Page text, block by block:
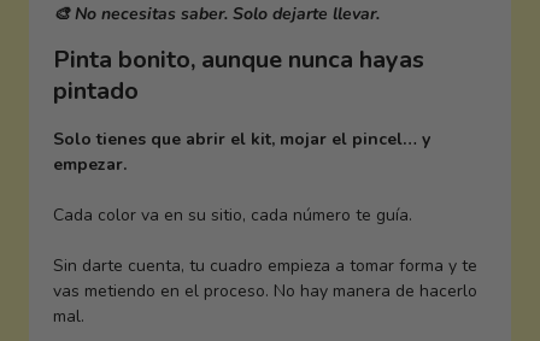
🎨 No necesitas saber. Solo dejarte llevar.
Pinta bonito, aunque nunca hayas
pintado
Solo tienes que abrir el kit, mojar el pincel… y
empezar.
Cada color va en su sitio, cada número te guía.
Sin darte cuenta, tu cuadro empieza a tomar forma y te
vas metiendo en el proceso. No hay manera de hacerlo
mal.